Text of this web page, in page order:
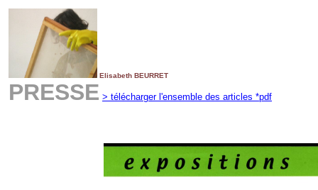
Elisabeth BEURRET
PRESSE > télécharger l'ensemble des articles *pdf